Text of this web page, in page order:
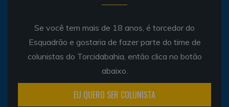
Se você tem mais de 18 anos, é torcedor do
Esquadrão e gostaria de fazer parte do time de
colunistas do Torcidabahia, então clica no botão
abaixo.
EU QUERO SER COLUNISTA